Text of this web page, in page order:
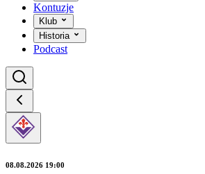
Kontuzje
Klub
Historia
Podcast
08.08.2026 19:00